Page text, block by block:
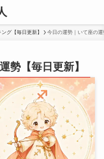
グ【毎日更新】 今日の運勢｜いて座の
勢【毎日更新】